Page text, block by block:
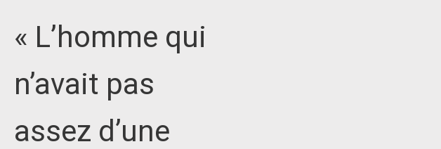
« L’homme qui
n’avait pas
assez d’une